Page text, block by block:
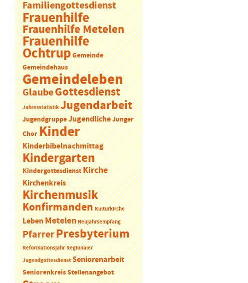
Familiengottesdienst
Frauenhilfe
Frauenhilfe Metelen
Frauenhilfe
Ochtrup Gemeinde
Gemeindehaus
Gemeindeleben
GlaubeGottesdienst
Jahresstatistik Jugendarbeit
Jugendgruppe Jugendliche Junger
Chor Kinder
Kinderbibelnachmittag
Kindergarten
Kindergottesdienst Kirche
Kirchenkreis
Kirchenmusik
Konfirmanden Kulturkirche
LebenMetelen Neujahrsempfang
PfarrerPresbyterium
Reformationsjahr Regionaler
Jugendgottesdienst Seniorenarbeit
Seniorenkreis Stellenangebot